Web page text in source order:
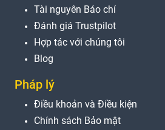
Tài nguyên Báo chí
Đánh giá Trustpilot
Hợp tác với chúng tôi
Blog
Pháp lý
Điều khoản và Điều kiện
Chính sách Bảo mật